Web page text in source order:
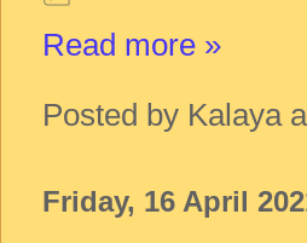
Read more »
Posted by Kalaya
Friday, 16 April